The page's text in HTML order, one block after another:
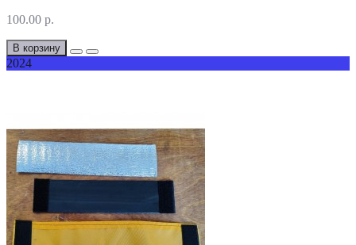
100.00 р.
В корзину
2024